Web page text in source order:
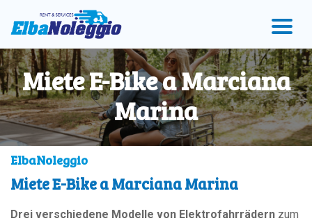
Menü
springen
Hauptinhalt
springen
Fußzeile
springen
Miete E-Bike a Marciana
Marina
ElbaNoleggio
Miete E-Bike a Marciana Marina
Drei verschiedene Modelle von Elektrofahrrädern zum